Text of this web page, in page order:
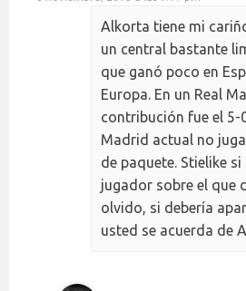
Alkorta tiene mi
un central bastante
que ganó poco en
Europa. En un Real
contribución fue el 5-
Madrid actual no
de paquete. Stielike
jugador sobre el que
olvido, si debería
usted se acuerda de